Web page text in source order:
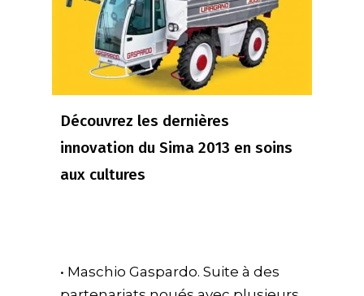
Découvrez les dernières
innovation du Sima 2013 en soins
aux cultures
• Maschio Gaspardo. Suite à des